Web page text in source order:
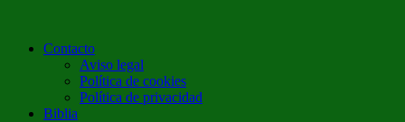
Contacto
Aviso legal
Política de cookies
Política de privacidad
Biblia